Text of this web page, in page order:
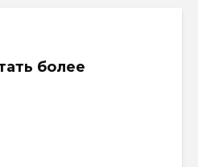
более